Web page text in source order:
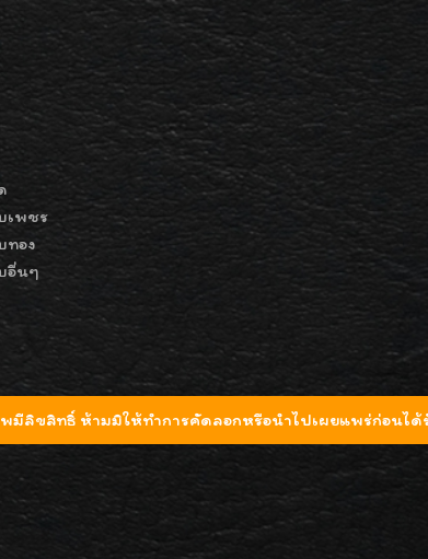
เพชร
ทอง
อื่นๆ
าพมีลิขสิทธิ์ ห้ามมิให้ทำการคัดลอกหรือนำไปเผยแพร่ก่อนไ